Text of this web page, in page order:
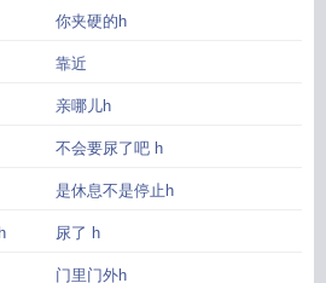
你夹硬的h
靠近
亲哪儿h
不会要尿了吧 h
是休息不是停止h
尿了 h
门里门外h